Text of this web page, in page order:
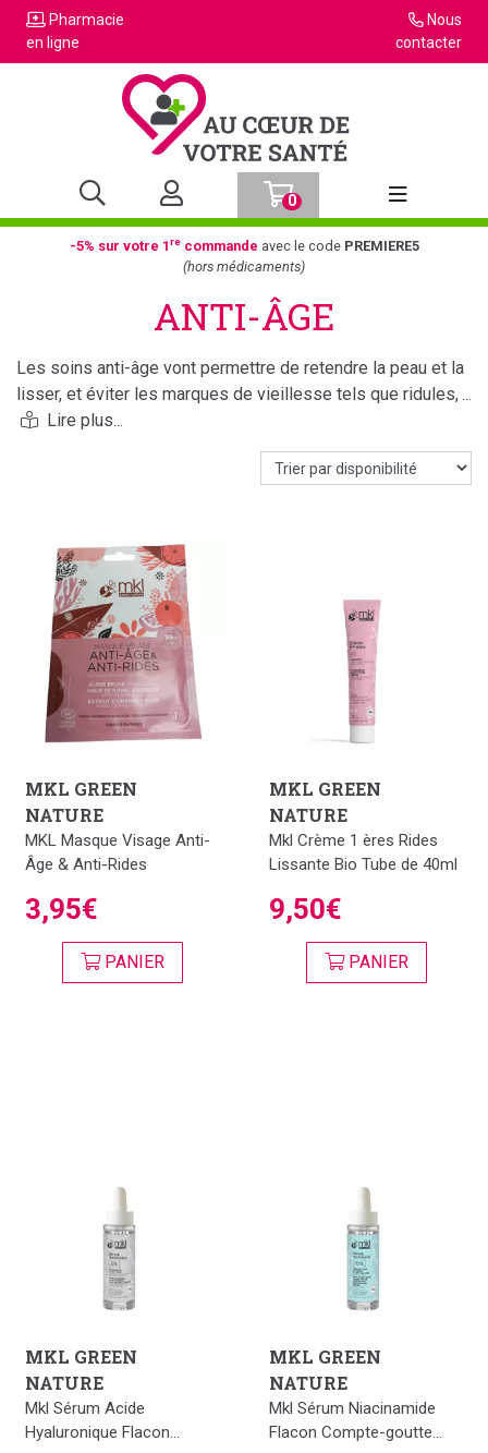
Pharmacie
en ligne
Nous
contacter
0
Afficher la
-5% sur votre 1recommande avec le code PREMIERE5
(hors médicaments)
ANTI-ÂGE
Les soins anti-âge vont permettre de retendre la peau et la
lisser, et éviter les marques de vieillesse tels que ridules,
tâches brunes.
A utiliser sur le visage, sur le cou et le décolleté.
MKL GREEN
NATURE
MKL Masque Visage Anti-
Âge & Anti-Rides
3,95€
PANIER
MKL GREEN
NATURE
Mkl Crème 1 ères Rides
Lissante Bio Tube de 40ml
9,50€
PANIER
MKL GREEN
NATURE
Mkl Sérum Acide
Hyaluronique Flacon...
MKL GREEN
NATURE
Mkl Sérum Niacinamide
Flacon Compte-goutte...